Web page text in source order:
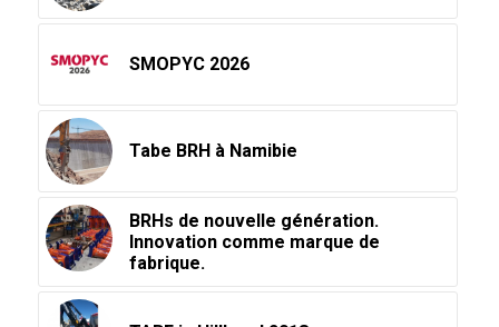
SMOPYC 2026
Tabe BRH à Namibie
BRHs de nouvelle génération.
Innovation comme marque de
fabrique.